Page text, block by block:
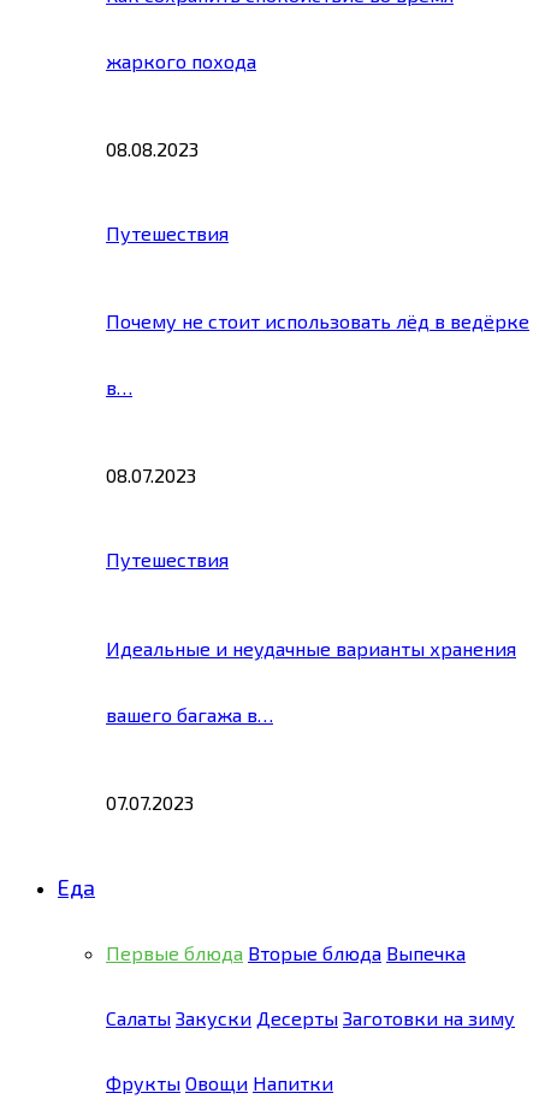
жаркого похода
08.08.2023
Путешествия
Почему не стоит использовать лёд в ведёрке
в…
08.07.2023
Путешествия
Идеальные и неудачные варианты хранения
вашего багажа в…
07.07.2023
Еда
Первые блюда Вторые блюда Выпечка
Салаты Закуски Десерты Заготовки на зиму
Фрукты Овощи Напитки